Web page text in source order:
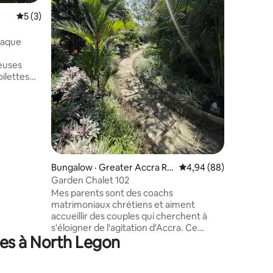
Note moyenne de 5 sur 5, 3 commentaires
5 (3)
Bungalow · Greater Accra Re
gion
Note moyenne de
4,94 (88)
Garden Chalet 102
Mes parents sont des coachs
matrimoniaux chrétiens et aiment
accueillir des couples qui cherchent à
s'éloigner de l'agitation d'Accra. Ce
chalet est l'un des 2 chalets d'un centre
de retraite de jardin qu'ils construisent
à North Legon